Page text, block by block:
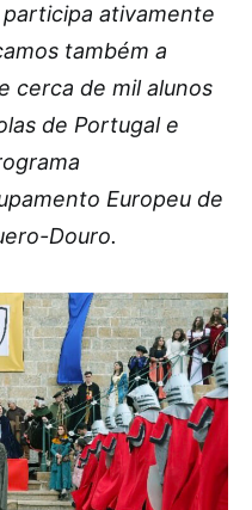
ativamente
também a
cerca de mil alunos
de Portugal e
Europeu de
Douro.